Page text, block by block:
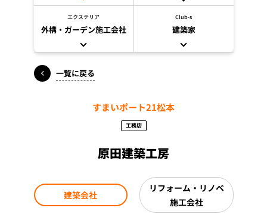
エクステリア
外構・ガーデン施工会社
Club-s
建築家
一覧に戻る
すまいポート21松本
工務店
原田建築工房
建築会社
リフォーム・リノベ
施工会社